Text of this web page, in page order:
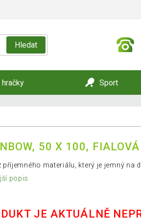
Hledat
hračky Sport
50 X 100, FIALOVÁ
příjemného materiálu, který je jemný na
popis
JE AKTUÁLNĚ